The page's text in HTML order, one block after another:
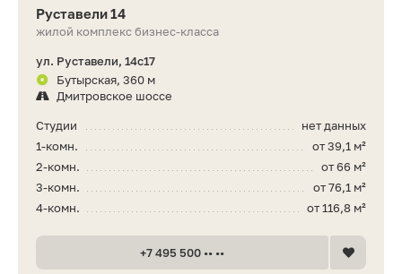
Руставели 14
жилой комплекс бизнес-класса
ул. Руставели, 14с17
Бутырская, 360 м
Дмитровское шоссе
нет данных
Студии
от 39,1 м²
1-комн.
от 66 м²
2-комн.
от 76,1 м²
3-комн.
от 116,8 м²
4-комн.
+7 495 500 •• ••